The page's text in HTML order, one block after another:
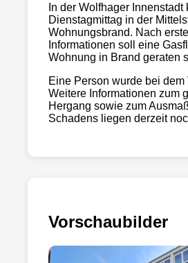
In der Wolfhager Innenstadt
Dienstagmittag in der
Wohnungsbrand. Nach
Informationen soll eine
Wohnung in Brand geraten
Eine Person wurde bei dem
Weitere Informationen zum
Hergang sowie zum
Schadens liegen derzeit
Vorschaubilder